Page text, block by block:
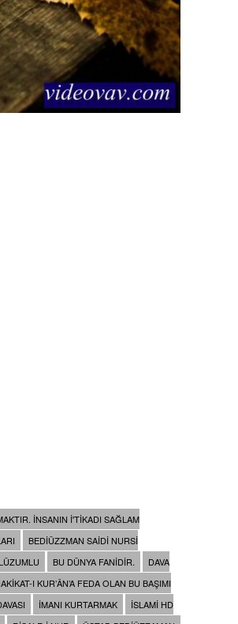
INSANIN I'TIKADI SAĞLAM
BEDIÜZZMAN SAIDI NURSI
BU DÜNYA FANIDIR.
DAVA
I KUR’ÂN’A FEDA OLAN BU BAŞIMI
IMANI KURTARMAK
ISLAMI HD